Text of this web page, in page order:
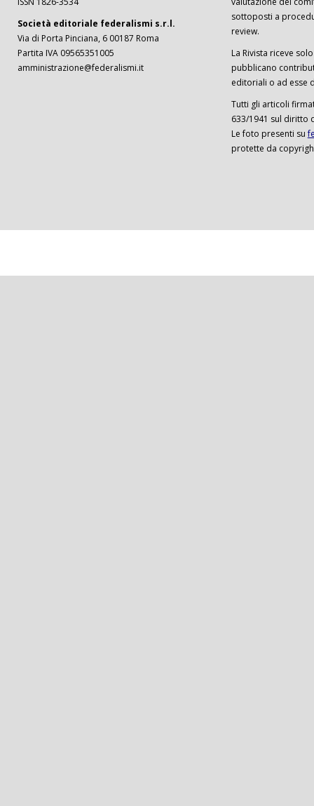
Società editoriale federalismi s.r.l.
Via di Porta Pinciana, 6 00187 Roma
Partita IVA 09565351005
amministrazione@federalismi.it
sottoposti a
review.
La Rivista riceve
pubblicano
editoriali o ad esse
Tutti gli articoli
633/1941 sul diritto
Le foto presenti su
protette da